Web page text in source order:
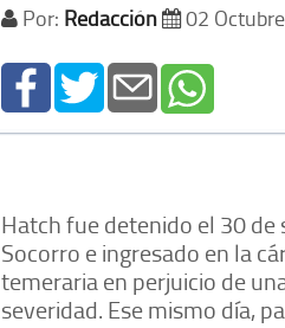
Por: Redacción 02
Hatch fue detenido el 30
Socorro e ingresado en la
temeraria en perjuicio de
severidad. Ese mismo día,